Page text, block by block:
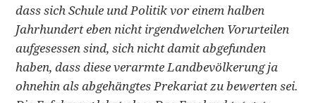
dass sich Schule und Politik vor einem halben
Jahrhunderteben nicht irgendwelchen Vorurteilen
aufgesessen sind, sich nicht damit abgefunden
haben, dass dieseverarmte Landbevölkerung ja
ohnehin als abgehängtes Prekariat zu bewerten sei.